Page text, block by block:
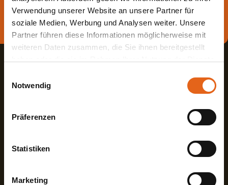
Verwendung unserer Website an unsere Partner für
soziale Medien, Werbung und Analysen weiter. Unsere
Partner führen diese Informationen möglicherweise mit
weiteren Daten zusammen, die Sie ihnen bereitgestellt
Bitte beachten Sie, dass einige der Partner auch Daten in
Drittländer übermitteln können, in denen möglicherweise
ein anderes Datenschutzniveau besteht als in der EU.
Übereinstimmung mit den geltenden
Notwendig
Präferenzen
Statistiken
Marketing
Direkt Termin vereinbaren
Haas Fertigbau GmbH
84326 Falkenberg